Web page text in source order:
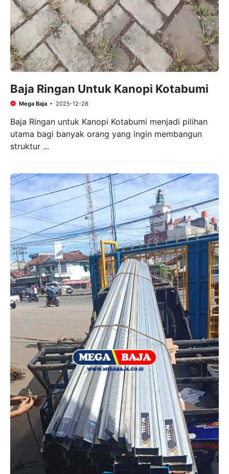
Baja Ringan Untuk Kanopi Kotabumi
Mega Baja 2025-12-28
Baja Ringan untuk Kanopi Kotabumi menjadi pilihan
utama bagi banyak orang yang ingin membangun
struktur ...